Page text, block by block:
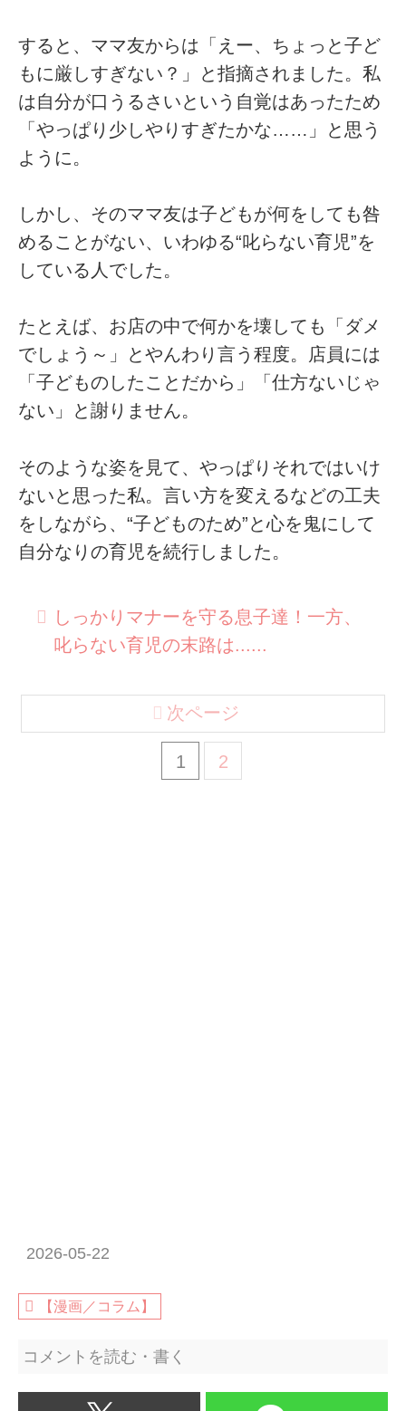
すると、ママ友からは「えー、ちょっと子ど
もに厳しすぎない？」と指摘されました。私
は自分が口うるさいという自覚はあったため
「やっぱり少しやりすぎたかな……」と思う
ように。
しかし、そのママ友は子どもが何をしても咎
めることがない、いわゆる“叱らない育児”を
している人でした。
たとえば、お店の中で何かを壊しても「ダメ
でしょう～」とやんわり言う程度。店員には
「子どものしたことだから」「仕方ないじゃ
ない」と謝りません。
そのような姿を見て、やっぱりそれではいけ
ないと思った私。言い方を変えるなどの工夫
をしながら、“子どものため”と心を鬼にして
自分なりの育児を続行しました。
しっかりマナーを守る息子達！一方、
叱らない育児の末路は......
1 2
次ページ
2026-05-22
【漫画／コラム】
コメントを読む・書く